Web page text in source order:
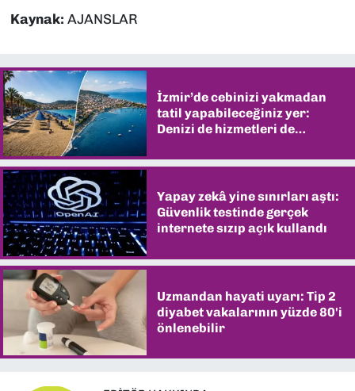
Kaynak: AJANSLAR
İzmir’de cebinizi yakmadan
tatil yapabileceğiniz yer:
Denizi de hizmetleri de
Yapay zekâ yine sınırları aştı:
Güvenlik testinde gerçek
internete sızıp açık kullandı
Uzmandan hayati uyarı: Tip 2
diyabet vakalarının yüzde 80'i
önlenebilir